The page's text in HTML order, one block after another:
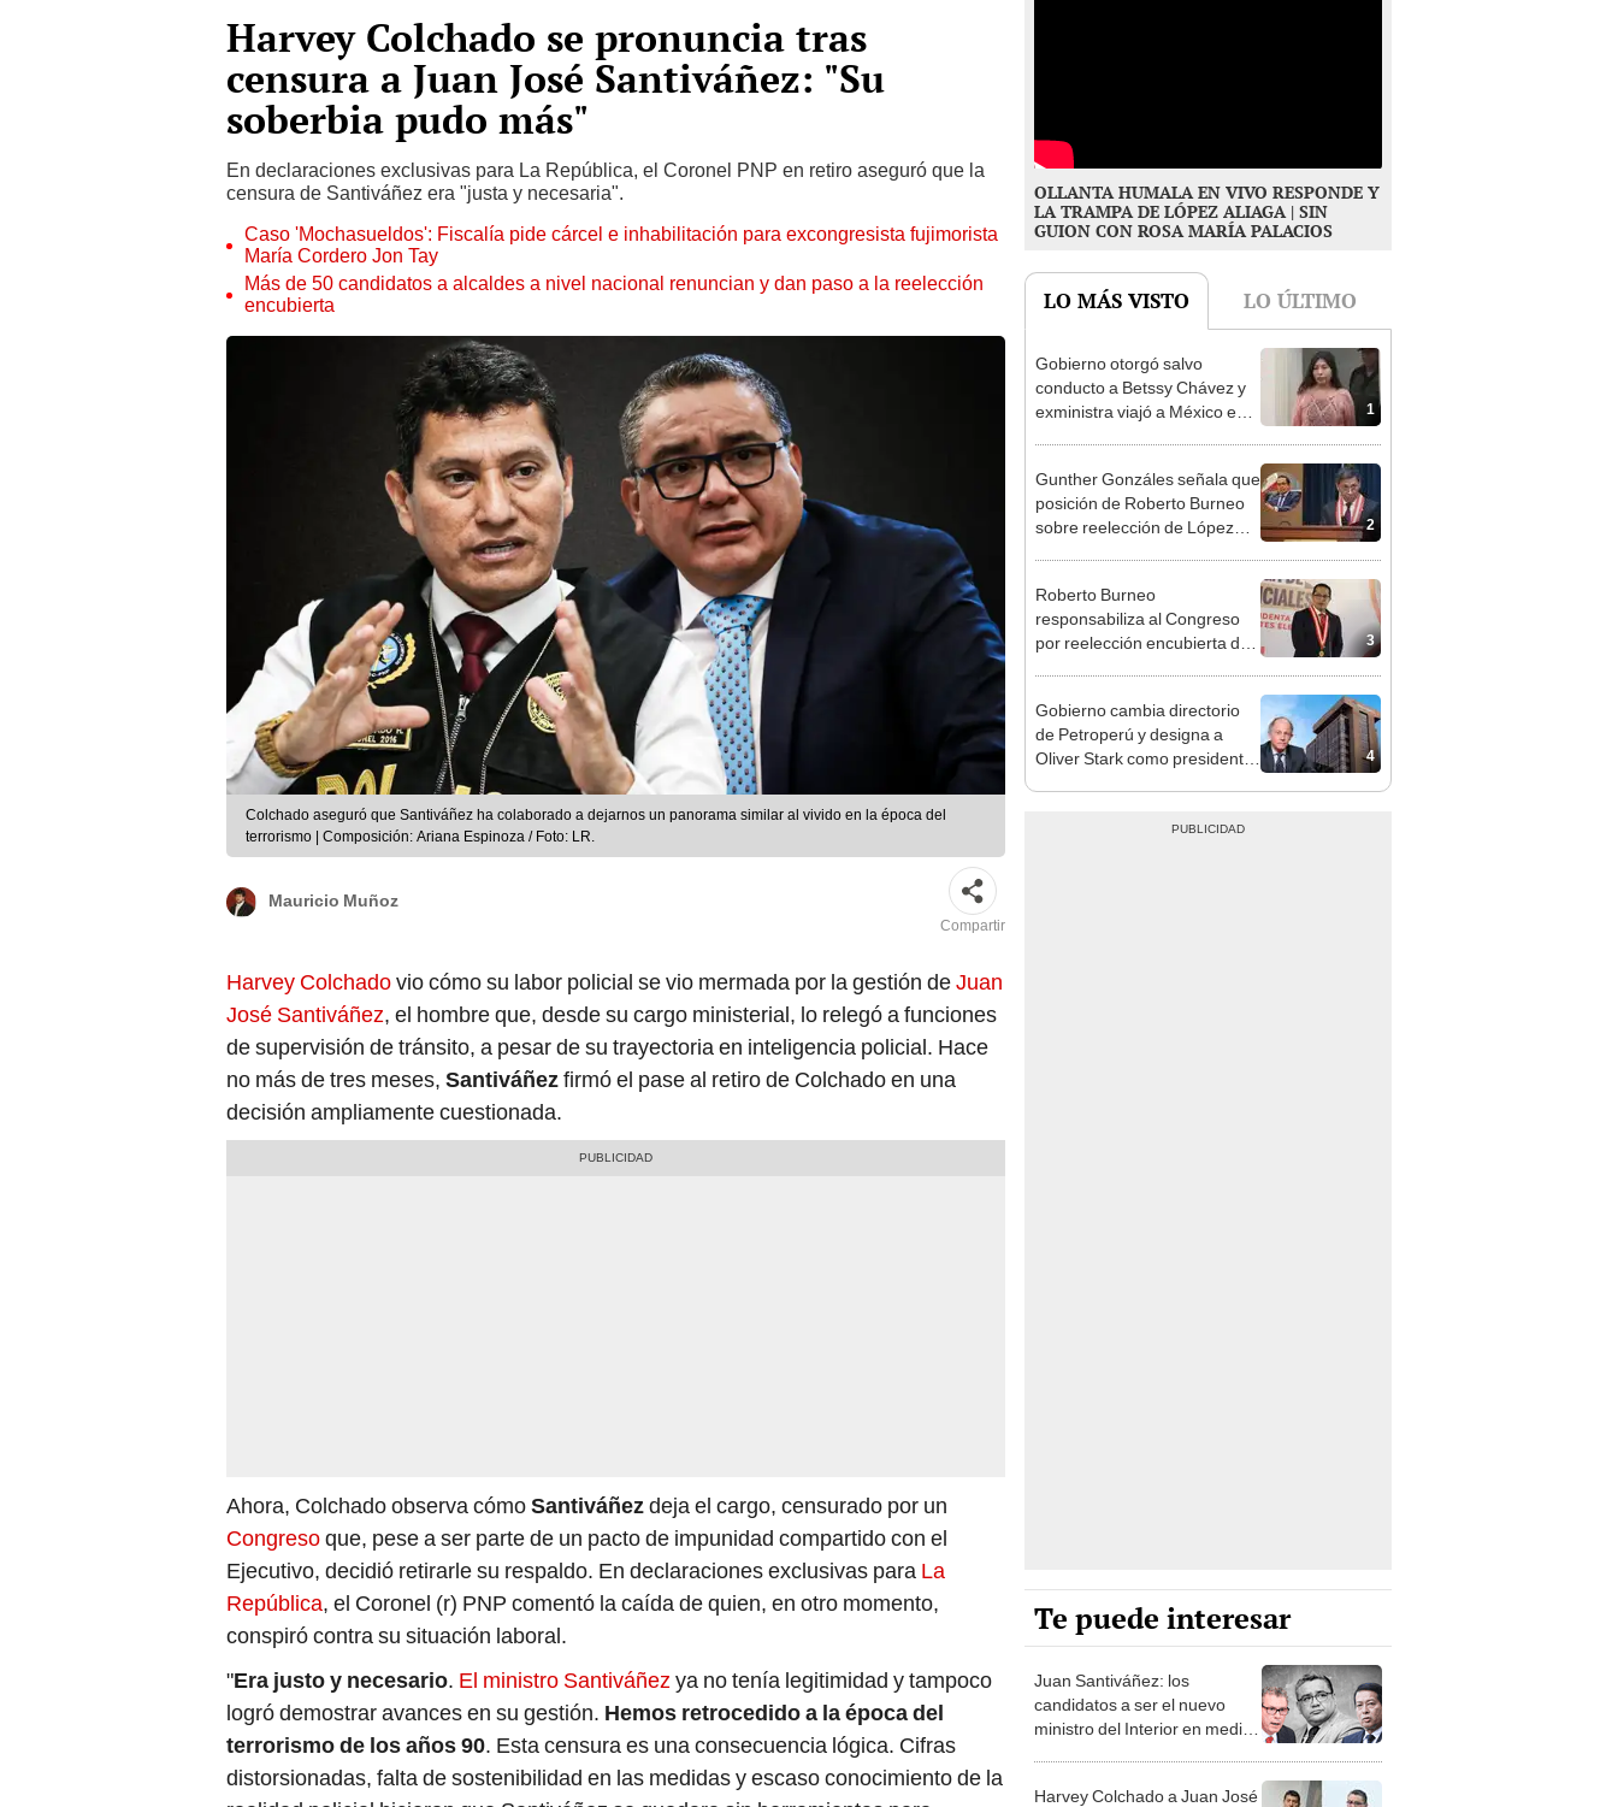
Harvey Colchado se pronuncia tras
censura a Juan José Santiváñez: "Su
soberbia pudo más"
En declaraciones exclusivas para La República, el Coronel PNP en retiro aseguró que la
censura de Santiváñez era "justa y necesaria".
Caso 'Mochasueldos': Fiscalía pide cárcel e inhabilitación para excongresista fujimorista
María Cordero Jon Tay
Más de 50 candidatos a alcaldes a nivel nacional renuncian y dan paso a la reelección
encubierta
Colchado aseguró que Santiváñez ha colaborado a dejarnos un panorama similar al vivido en la época del
terrorismo | Composición: Ariana Espinoza / Foto: LR.
Mauricio Muñoz
Compartir
Harvey Colchadovio cómo su labor policial se vio mermada por la gestión deJuan
José Santiváñez, el hombre que, desde su cargo ministerial, lo relegó a funciones
de supervisión de tránsito, a pesar de su trayectoria en inteligencia policial. Hace
no más de tres meses, Santiváñezfirmó el pase al retiro de Colchado en una
decisión ampliamente cuestionada.
Ahora, Colchado observa cómoSantiváñezdeja el cargo, censurado por un
Congresoque, pese a ser parte de un pacto de impunidad compartido con el
Ejecutivo, decidió retirarle su respaldo. En declaraciones exclusivas para La
República, el Coronel (r) PNP comentó la caída de quien, en otro momento,
conspiró contra su situación laboral.
"Era justo y necesario. El ministro Santiváñezya no tenía legitimidad y tampoco
logró demostrar avances en su gestión. Hemos retrocedido a la época del
terrorismo de los años 90. Esta censura es una consecuencia lógica. Cifras
distorsionadas, falta de sostenibilidad en las medidas y escaso conocimiento de la
OLLANTA HUMALA EN VIVO RESPONDE Y
LA TRAMPA DE LÓPEZ ALIAGA | SIN
GUION CON ROSA MARÍA PALACIOS
LO MÁS VISTO LO ÚLTIMO
1
Gobierno otorgó salvo
conducto a Betssy Chávez y
exministra viajó a México en
2
Gunther Gonzáles señala que
posición de Roberto Burneo
sobre reelección de López
3
Roberto Burneo
responsabiliza al Congreso
por reelección encubierta de
4
Gobierno cambia directorio
de Petroperú y designa a
Oliver Stark como presidente
Te puede interesar
Juan Santiváñez: los
candidatos a ser el nuevo
ministro del Interior en medio
Harvey Colchado a Juan José